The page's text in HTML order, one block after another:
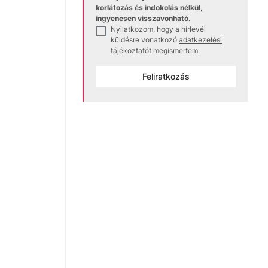
korlátozás és indokolás nélkül,
ingyenesen visszavonható.
Nyilatkozom, hogy a hírlevél
küldésre vonatkozó adatkezelési
tájékoztatót megismertem.
Feliratkozás